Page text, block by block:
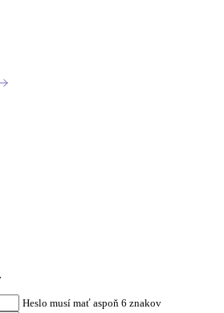
Heslo musí mať aspoň 6 znakov